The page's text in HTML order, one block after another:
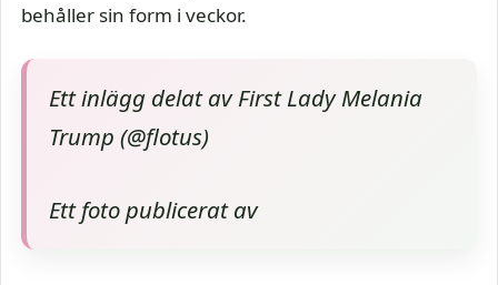
behåller sin form i veckor.
Ett inlägg delat av First Lady Melania
Trump (@flotus)
Ett foto publicerat av